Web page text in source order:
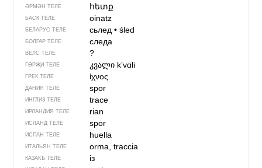
ӘРМӘН ТЕЛЕ հետք
БАСК ТЕЛЕ oinatz
БЕЛАРУС ТЕЛЕ сьлед• śled
БОЛГАР ТЕЛЕ следа
ВЕЛС ТЕЛЕ ?
ГӨРҖИ ТЕЛЕ კვალი kʼvɑli
ГРЕК ТЕЛЕ ίχνος
ДАНИЯ ТЕЛЕ spor
ИНГЛИЗ ТЕЛЕ trace
ИРЛАНДИЯ ТЕЛЕ rian
ИСЛАНД ТЕЛЕ spor
ИСПАН ТЕЛЕ huella
ИТАЛЬЯН ТЕЛЕ orma, traccia
КАЗАКЪ ТЕЛЕ із